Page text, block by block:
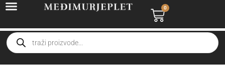
0